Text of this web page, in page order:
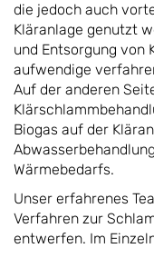
die jedoch auch
Kläranlage genutzt
und Entsorgung von
aufwendige
Auf der anderen
Biogas auf der
Wärmebedarfs.
Unser erfahrenes
Verfahren zur
entwerfen. Im